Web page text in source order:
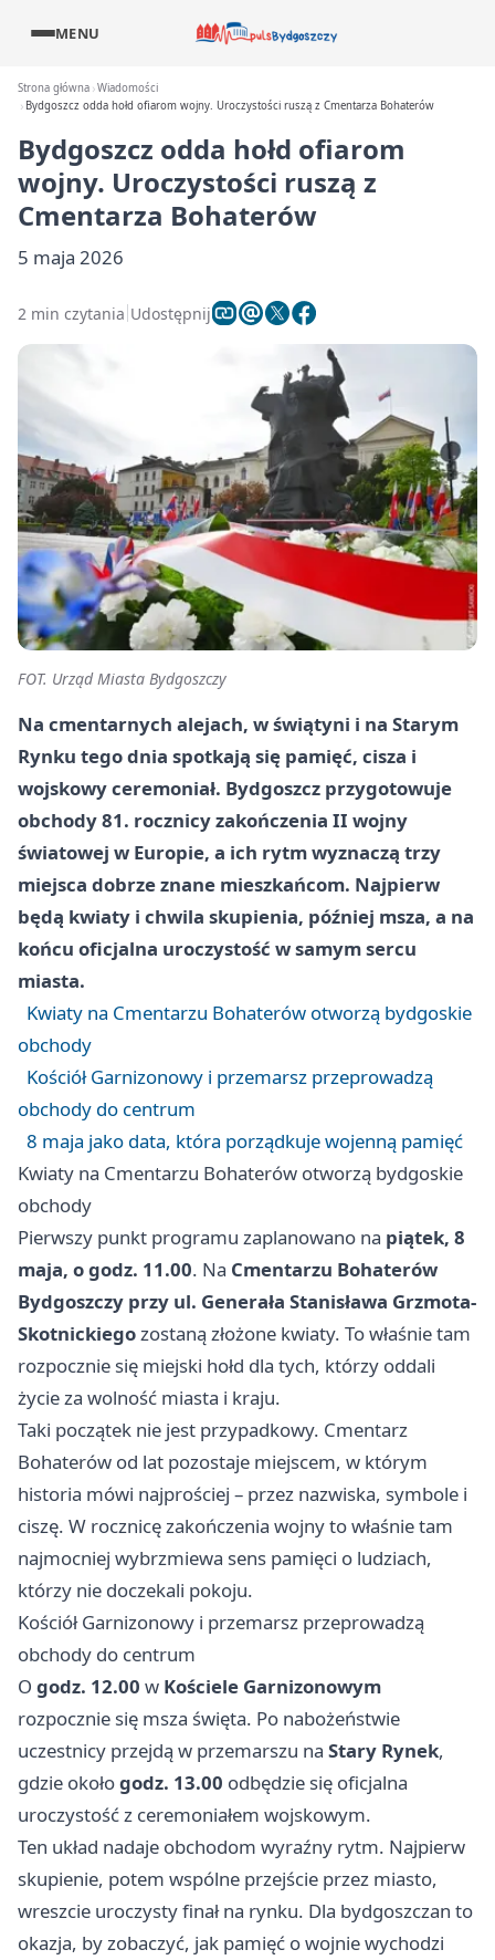
MENU
Strona główna Wiadomości
Bydgoszcz odda hołd ofiarom wojny. Uroczystości ruszą z Cmentarza Bohaterów
Bydgoszcz odda hołd ofiarom
wojny. Uroczystości ruszą z
Cmentarza Bohaterów
5 maja 2026
2 min czytania Udostępnij
FOT. Urząd Miasta Bydgoszczy
Na cmentarnych alejach, w świątyni i na Starym
Rynku tego dnia spotkają się pamięć, cisza i
wojskowy ceremoniał. Bydgoszcz przygotowuje
obchody 81. rocznicy zakończenia II wojny
światowej w Europie, a ich rytm wyznaczą trzy
miejsca dobrze znane mieszkańcom. Najpierw
będą kwiaty i chwila skupienia, później msza, a na
końcu oficjalna uroczystość w samym sercu
miasta.
Kwiaty na Cmentarzu Bohaterów otworzą bydgoskie
obchody
Kościół Garnizonowy i przemarsz przeprowadzą
obchody do centrum
8 maja jako data, która porządkuje wojenną pamięć
Kwiaty na Cmentarzu Bohaterów otworzą bydgoskie
obchody
Pierwszy punkt programu zaplanowano na piątek, 8
maja, o godz. 11.00. Na Cmentarzu Bohaterów
Bydgoszczy przy ul. Generała Stanisława Grzmota-
Skotnickiegozostaną złożone kwiaty. To właśnie tam
rozpocznie się miejski hołd dla tych, którzy oddali
życie za wolność miasta i kraju.
Taki początek nie jest przypadkowy. Cmentarz
Bohaterów od lat pozostaje miejscem, w którym
historia mówi najprościej – przez nazwiska, symbole i
ciszę. W rocznicę zakończenia wojny to właśnie tam
najmocniej wybrzmiewa sens pamięci o ludziach,
którzy nie doczekali pokoju.
Kościół Garnizonowy i przemarsz przeprowadzą
obchody do centrum
O godz. 12.00 w Kościele Garnizonowym
rozpocznie się msza święta. Po nabożeństwie
uczestnicy przejdą w przemarszu na Stary Rynek,
gdzie okołogodz. 13.00 odbędzie się oficjalna
uroczystość z ceremoniałem wojskowym.
Ten układ nadaje obchodom wyraźny rytm. Najpierw
skupienie, potem wspólne przejście przez miasto,
wreszcie uroczysty finał na rynku. Dla bydgoszczan to
okazja, by zobaczyć, jak pamięć o wojnie wychodzi